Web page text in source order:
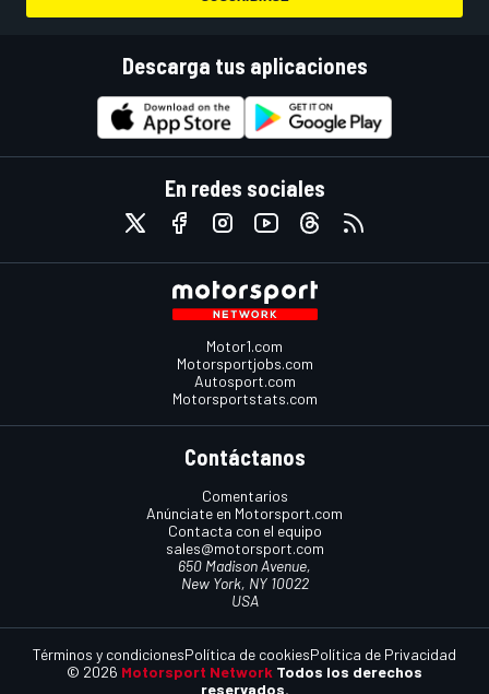
Descarga tus aplicaciones
En redes sociales
Motor1.com
Motorsportjobs.com
Autosport.com
Motorsportstats.com
Contáctanos
Comentarios
Anúnciate en Motorsport.com
Contacta con el equipo
sales@motorsport.com
650 Madison Avenue,
New York, NY 10022
USA
© 2026 Motorsport Network Todos los derechos
reservados.
Términos y condicionesPolítica de cookiesPolítica de Privacidad